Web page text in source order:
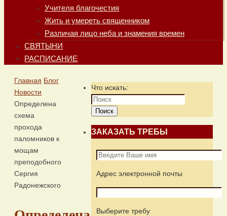
Учителя благочестия
Жить и умереть священником
Различая лицо неба и знамения времен
СВЯТЫНИ
РАСПИСАНИЕ
Главная Блог
Новости
Определена
схема
прохода
паломников к
мощам
преподобного
Сергия
Радонежского
Что искать:
Поиск
ЗАКАЗАТЬ ТРЕБЫ
Адрес электронной почты
Выберите требу